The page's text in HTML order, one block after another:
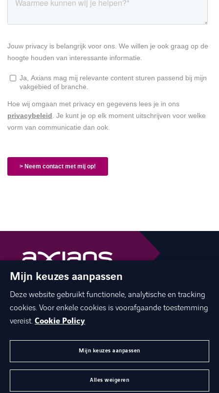
The best of ICT with a human touch
linkedinyoutubefacebook
twitterinstagram
Mijn keuzes aanpassen
Deze website gebruikt functionele, analytische en tracking
cookies. Voor enkele cookies is voorafgaande toestemming
vereist.Cookie Policy
Mijn keuzes aanpassen
Alles weigeren